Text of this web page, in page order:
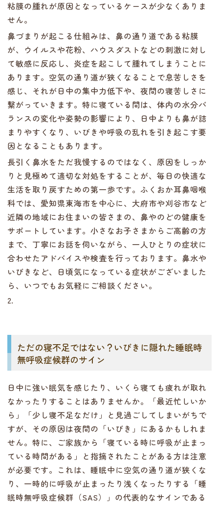
粘膜の腫れが原因となっているケースが少なくありま
せん。
鼻づまりが起こる仕組みは、鼻の通り道である粘膜
が、ウイルスや花粉、ハウスダストなどの刺激に対し
て敏感に反応し、炎症を起こして腫れてしまうことに
あります。空気の通り道が狭くなることで息苦しさを
感じ、それが日中の集中力低下や、夜間の寝苦しさに
繋がっていきます。特に寝ている間は、体内の水分バ
ランスの変化や姿勢の影響により、日中よりも鼻が詰
まりやすくなり、いびきや呼吸の乱れを引き起こす要
因となることもあります。
長引く鼻水をただ我慢するのではなく、原因をしっか
りと見極めて適切な対処をすることが、毎日の快適な
生活を取り戻すための第一歩です。ふくおか耳鼻咽喉
科では、愛知県東海市を中心に、大府市や刈谷市など
近隣の地域にお住まいの皆さまの、鼻やのどの健康を
サポートしています。小さなお子さまからご高齢の方
まで、丁寧にお話を伺いながら、一人ひとりの症状に
合わせたアドバイスや検査を行っております。鼻水や
いびきなど、日頃気になっている症状がございました
ら、いつでもお気軽にご相談ください。
2.
ただの寝不足ではない？いびきに隠れた睡眠時
無呼吸症候群のサイン
日中に強い眠気を感じたり、いくら寝ても疲れが取れ
なかったりすることはありませんか。「最近忙しいか
ら」「少し寝不足なだけ」と見過ごしてしまいがちで
すが、その原因は夜間の「いびき」にあるかもしれま
せん。特に、ご家族から「寝ている時に呼吸が止まっ
ている時間がある」と指摘されたことがある方は注意
が必要です。これは、睡眠中に空気の通り道が狭くな
り、一時的に呼吸が止まったり浅くなったりする「睡
眠時無呼吸症候群（SAS）」の代表的なサインである